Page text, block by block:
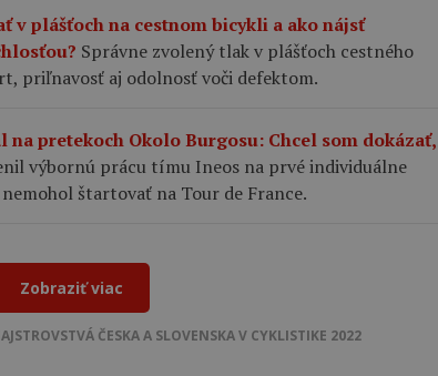
v plášťoch na cestnom bicykli a ako nájsť
Správne zvolený tlak v plášťoch cestného
priľnavosť aj odolnosť voči defektom.
na pretekoch Okolo Burgosu: Chcel som dokázať,
výbornú prácu tímu Ineos na prvé individuálne
štartovať na Tour de France.
Zobraziť viac
ČESKA A SLOVENSKA V CYKLISTIKE 2022